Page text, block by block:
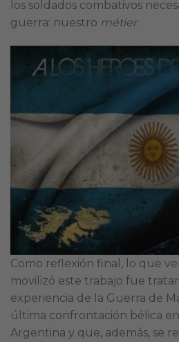
los soldados combativos
guerra: nuestro métier.
Como reflexión final, lo que
movilizó este trabajo fue
experiencia de la Guerra de
última confrontación bélica
Argentina y que, además, se